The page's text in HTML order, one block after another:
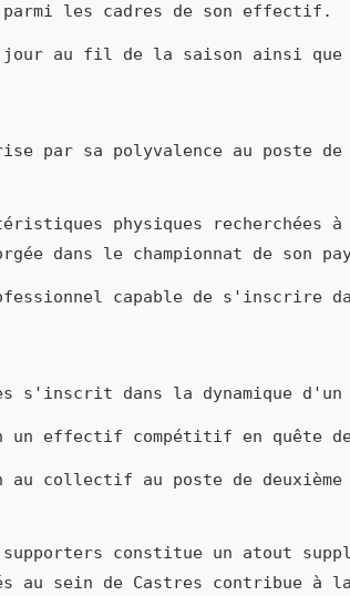
les cadres de son effectif.
au fil de la saison ainsi que
par sa polyvalence au poste
physiques
dans le championnat de son
capable de s'inscrire
s'inscrit dans la dynamique d'un
un effectif compétitif en quête
collectif au poste de
constitue un atout
au sein de Castres contribue à